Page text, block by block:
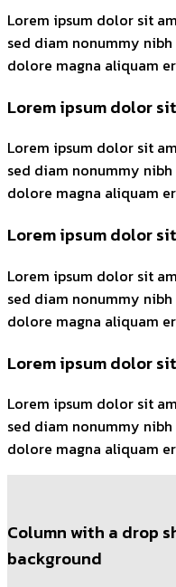
Lorem ipsum dolor sit
sed diam nonummy
dolore magna aliquam
Lorem ipsum dolor
Lorem ipsum dolor sit
sed diam nonummy
dolore magna aliquam
Lorem ipsum dolor
Lorem ipsum dolor sit
sed diam nonummy
dolore magna aliquam
Lorem ipsum dolor
Lorem ipsum dolor sit
sed diam nonummy
dolore magna aliquam
Column with a drop
background